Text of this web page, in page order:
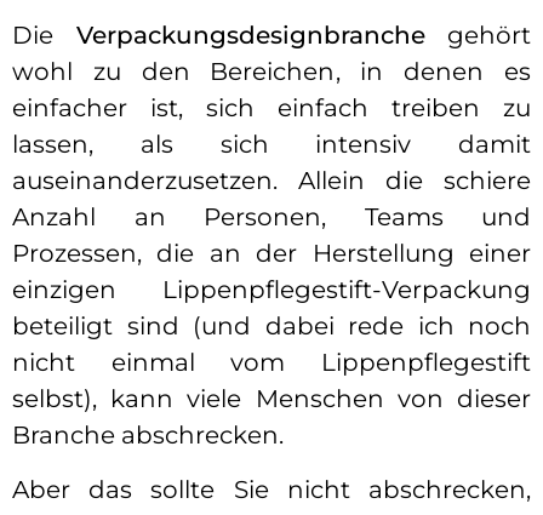
Die Verpackungsdesignbranche gehört
wohl zu den Bereichen, in denen es
einfacher ist, sich einfach treiben zu
lassen, als sich intensiv damit
auseinanderzusetzen. Allein die schiere
Anzahl an Personen, Teams und
Prozessen, die an der Herstellung einer
einzigen Lippenpflegestift-Verpackung
beteiligt sind (und dabei rede ich noch
nicht einmal vom Lippenpflegestift
selbst), kann viele Menschen von dieser
Branche abschrecken.
Aber das sollte Sie nicht abschrecken,